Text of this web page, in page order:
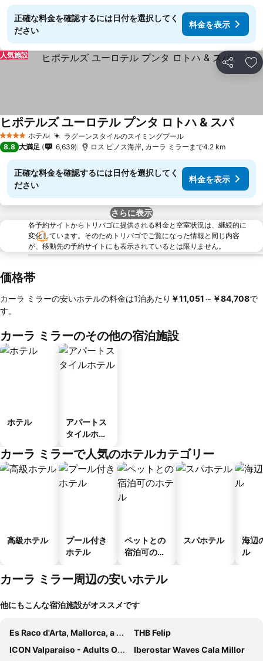
正確な料金を確認するには日付を選択してく
ださい
料金を表示
シェア お
人気施設
4 ホテルのランク
ホテル ラグーンスタイルのスイミングプール
ヒポテルズ ユーロテル プンタ ロトハ & スパ
8.8 大満足 6,639 ロス ピノス海岸, カーラ ミラーまで4.2 km
正確な料金を確認するには日付を選択してく
ださい
料金を表示
さらに表示
各予約サイトからトリバゴに提供される料金と空室状況は、継続的に
変化しています。そのためトリバゴでご覧になった情報と同じ内容
が、移動先の予約サイトにも表示されているとは限りません。
価格帯
カーラ ミラーの安いホテルの料金は1泊あたり ‎￥11,051 ～ ‎￥84,708で
す。
カーラ ミラーのその他の宿泊施設
ホテル
アパートス
タイルホテ
カーラ ミラーで人気のホテルカテゴリー
高級ホテル
プール付き
ホテル
ペットとの
宿泊可のホ
スパホテル
海辺
ル
カーラ ミラー周辺の安いホテル
他にもこんな宿泊施設がオススメです
Es Raco d'Arta, Mallorca, a Member of Design Hotels
THB Felip
ICON Valparaiso - Adults Only
Iberostar Waves Cala Millor